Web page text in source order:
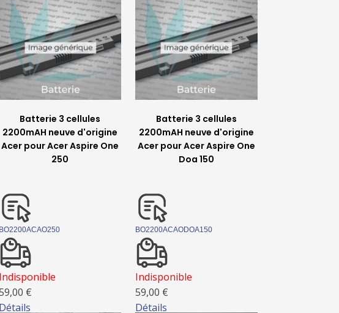
Détails
Batterie 3 cellules
2200mAH neuve d'origine
Acer pour Acer Aspire One
250
BO2200ACAO250
Indisponible
€
Détails
Batterie 3 cellules
2200mAH neuve d'origine
Acer pour Acer Aspire One
Doa 150
BO2200ACAODOA150
Indisponible
59,00 €